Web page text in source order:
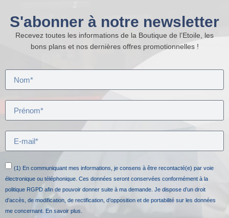
S'abonner à notre newsletter
Recevez toutes les informations de la Boutique de l’Etoile, les
bons plans et nos dernières offres promotionnelles !
(1) En communiquant mes informations, je consens à être recontacté(e) par voie
électronique ou téléphonique. Ces données seront conservées conformément à la
politique RGPD afin de pouvoir donner suite à ma demande. Je dispose d’un droit
d’accès, de modification, de rectification, d’opposition et de portabilité sur les données
me concernant. En savoir plus.